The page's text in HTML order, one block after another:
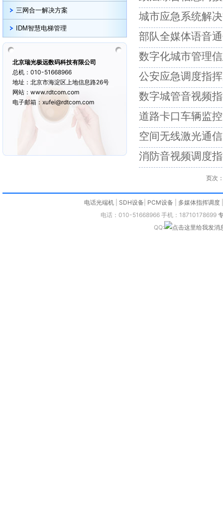
三网合一解决方案
IDM智慧电梯管理
北京瑞光极远数码科技有限公司
总机：010-51668966
地址：北京市海淀区上地信息路26号
网站：www.rdtcom.com
电子邮箱：xufei@rdtcom.com
城市应急系统解
部队全媒体语音
数字化城市管理
公安应急调度指
数字城管音视频
道路卡口车辆监
空间无线激光通信
消防音视频调度
页次
电话光端机 SDH设备 PCM设备 多媒体指挥调度
电话：010-51668966 手机：18710178699
QQ: